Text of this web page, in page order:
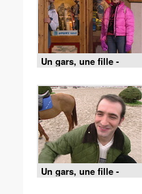
Un gars, une fille -
S3E78 - Aux Menuires
(2)
Un gars, une fille -
S3E98 - À cheval